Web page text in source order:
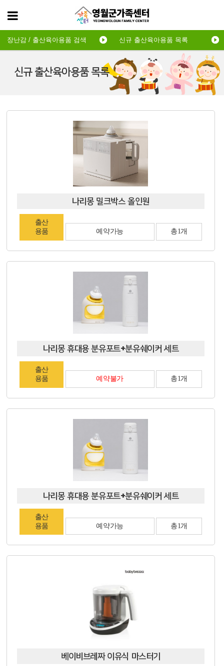
신규 출산육아용품 목록
장난감 / 출산육아용품 검색 신규 출산육아용품 목록
나리몽 밀크박스 올인원
출산
용품
예약가능 총1개
나리몽 휴대용 분유포트+분유쉐이커 세트
출산
용품
예약불가 총1개
나리몽 휴대용 분유포트+분유쉐이커 세트
출산
용품
예약가능 총1개
베이비브레짜 이유식 마스터기